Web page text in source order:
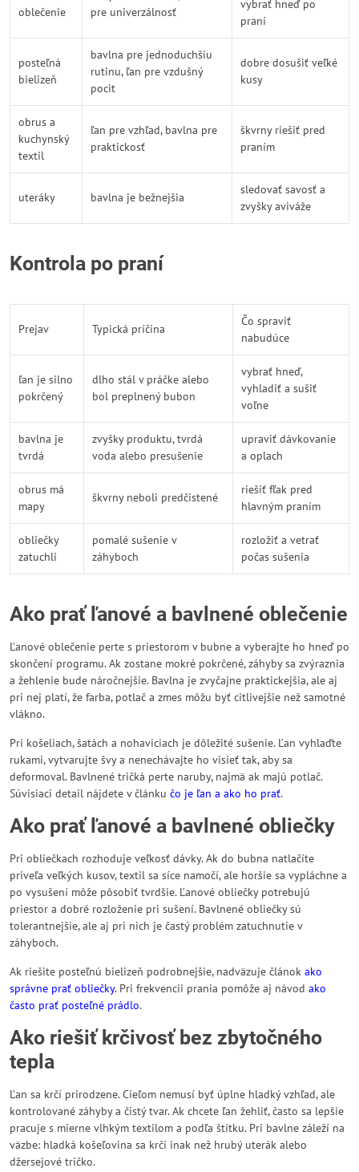
oblečenie
pre univerzálnosť
vybrať hneď po
praní
posteľná
bielizeň
bavlna pre jednoduchšiu
rutinu, ľan pre vzdušný
pocit
dobre dosušiť veľké
kusy
obrus a
kuchynský
textil
ľan pre vzhľad, bavlna pre
praktickosť
škvrny riešiť pred
praním
uteráky bavlna je bežnejšia
sledovať savosť a
zvyšky aviváže
Kontrola po praní
Prejav Typická príčina
Čo spraviť
nabudúce
ľan je silno
pokrčený
dlho stál v práčke alebo
bol preplnený bubon
vybrať hneď,
vyhladiť a sušiť
voľne
bavlna je
tvrdá
zvyšky produktu, tvrdá
voda alebo presušenie
upraviť dávkovanie
a oplach
obrus má
mapy
škvrny neboli predčistené
riešiť fľak pred
hlavným praním
obliečky
zatuchli
pomalé sušenie v
záhyboch
rozložiť a vetrať
počas sušenia
Ako prať ľanové a bavlnené oblečenie
Ľanové oblečenie perte s priestorom v bubne a vyberajte ho hneď po
skončení programu. Ak zostane mokré pokrčené, záhyby sa zvýraznia
a žehlenie bude náročnejšie. Bavlna je zvyčajne praktickejšia, ale aj
pri nej platí, že farba, potlač a zmes môžu byť citlivejšie než samotné
vlákno.
Pri košeliach, šatách a nohaviciach je dôležité sušenie. Ľan vyhlaďte
rukami, vytvarujte švy a nenechávajte ho visieť tak, aby sa
deformoval. Bavlnené tričká perte naruby, najmä ak majú potlač.
Súvisiaci detail nájdete v článku čo je ľan a ako ho prať.
Ako prať ľanové a bavlnené obliečky
Pri obliečkach rozhoduje veľkosť dávky. Ak do bubna natlačíte
priveľa veľkých kusov, textil sa síce namočí, ale horšie sa vypláchne a
po vysušení môže pôsobiť tvrdšie. Ľanové obliečky potrebujú
priestor a dobré rozloženie pri sušení. Bavlnené obliečky sú
tolerantnejšie, ale aj pri nich je častý problém zatuchnutie v
záhyboch.
Ak riešite posteľnú bielizeň podrobnejšie, nadväzuje článok ako
správne prať obliečky. Pri frekvencii prania pomôže aj návod ako
často prať posteľné prádlo.
Ako riešiť krčivosť bez zbytočného
tepla
Ľan sa krčí prirodzene. Cieľom nemusí byť úplne hladký vzhľad, ale
kontrolované záhyby a čistý tvar. Ak chcete ľan žehliť, často sa lepšie
pracuje s mierne vlhkým textilom a podľa štítku. Pri bavlne záleží na
väzbe: hladká košeľovina sa krčí inak než hrubý uterák alebo
džersejové tričko.